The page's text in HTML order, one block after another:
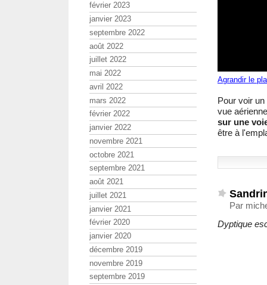
Agrandir le
Pour voir
vue
sur une
être à
Par
Dyptique
février 2023
janvier 2023
septembre 2022
août 2022
juillet 2022
mai 2022
avril 2022
mars 2022
février 2022
janvier 2022
novembre 2021
octobre 2021
septembre 2021
août 2021
juillet 2021
janvier 2021
février 2020
janvier 2020
décembre 2019
novembre 2019
septembre 2019